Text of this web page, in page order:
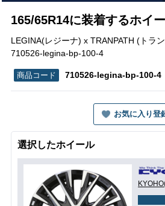
165/65R14に装着するホイ
LEGINA(レジーナ) x TRANPATH (トラ
710526-legina-bp-100-4
710526-legina-bp-100-4
お気に入り登
選択したホイール